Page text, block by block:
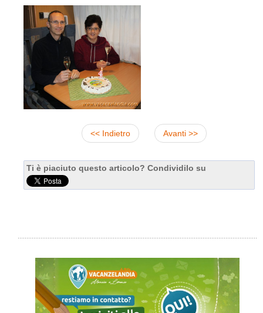
<< Indietro Avanti >>
Ti è piaciuto questo articolo? Condividilo su